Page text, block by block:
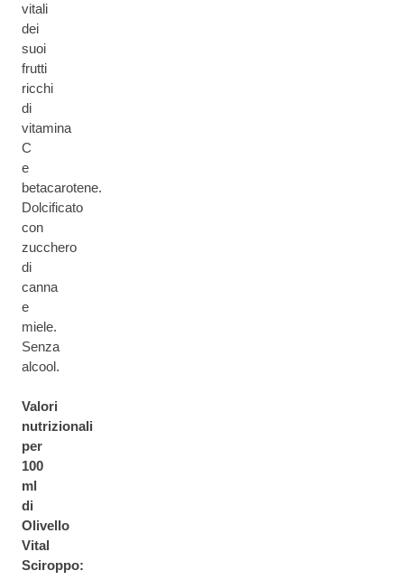
vitali
dei
suoi
frutti
ricchi
di
vitamina
C
e
betacarotene.
Dolcificato
con
zucchero
di
canna
e
miele.
Senza
alcool.
Valori
nutrizionali
per
100
ml
di
Olivello
Vital
Sciroppo: